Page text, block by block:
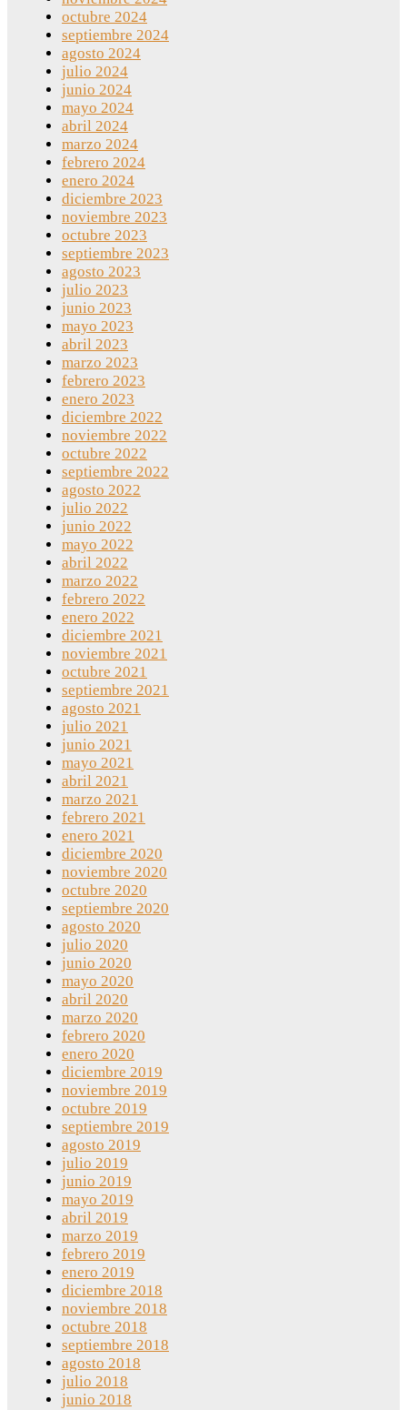
octubre 2024
septiembre 2024
agosto 2024
julio 2024
junio 2024
mayo 2024
abril 2024
marzo 2024
febrero 2024
enero 2024
diciembre 2023
noviembre 2023
octubre 2023
septiembre 2023
agosto 2023
julio 2023
junio 2023
mayo 2023
abril 2023
marzo 2023
febrero 2023
enero 2023
diciembre 2022
noviembre 2022
octubre 2022
septiembre 2022
agosto 2022
julio 2022
junio 2022
mayo 2022
abril 2022
marzo 2022
febrero 2022
enero 2022
diciembre 2021
noviembre 2021
octubre 2021
septiembre 2021
agosto 2021
julio 2021
junio 2021
mayo 2021
abril 2021
marzo 2021
febrero 2021
enero 2021
diciembre 2020
noviembre 2020
octubre 2020
septiembre 2020
agosto 2020
julio 2020
junio 2020
mayo 2020
abril 2020
marzo 2020
febrero 2020
enero 2020
diciembre 2019
noviembre 2019
octubre 2019
septiembre 2019
agosto 2019
julio 2019
junio 2019
mayo 2019
abril 2019
marzo 2019
febrero 2019
enero 2019
diciembre 2018
noviembre 2018
octubre 2018
septiembre 2018
agosto 2018
julio 2018
junio 2018